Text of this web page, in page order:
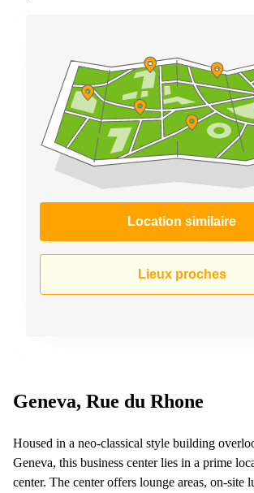
Lausanne
Esplanade
de Pont-
Rouge 4
Lancy
267
Chemin
de la
La
Rolle
Bahnhofstrasse
10 Zürich
Location similaire
Lieux proches
Geneva, Rue du Rhone
Housed in a neo-classical style building
Geneva, this business center lies in a prime
center. The center offers lounge areas, on-site